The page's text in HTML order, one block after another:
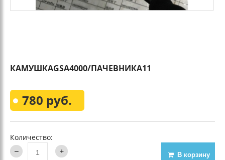
КАМУШКАGSA4000/ПАЧЕВНИКА11
780 руб.
Количество:
В корзину